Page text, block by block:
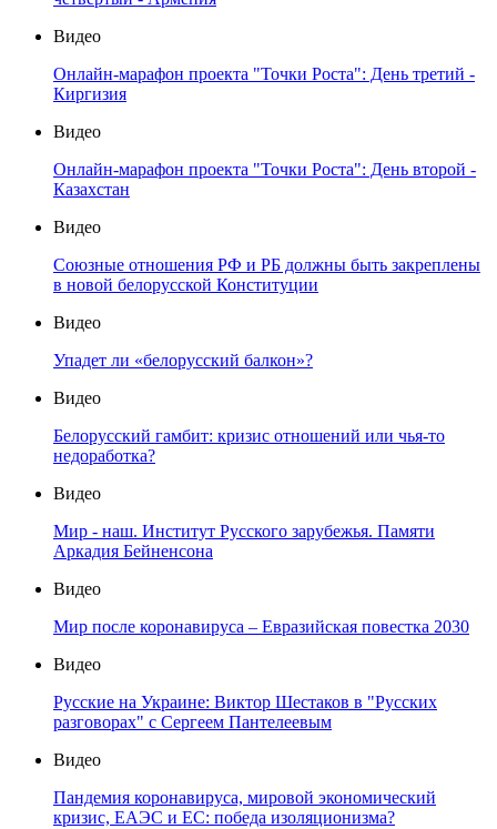
Видео
Онлайн-марафон проекта "Точки Роста": День третий -
Киргизия
Видео
Онлайн-марафон проекта "Точки Роста": День второй -
Казахстан
Видео
Союзные отношения РФ и РБ должны быть закреплены
в новой белорусской Конституции
Видео
Упадет ли «белорусский балкон»?
Видео
Белорусский гамбит: кризис отношений или чья-то
недоработка?
Видео
Мир - наш. Институт Русского зарубежья. Памяти
Аркадия Бейненсона
Видео
Мир после коронавируса – Евразийская повестка 2030
Видео
Русские на Украине: Виктор Шестаков в "Русских
разговорах" с Сергеем Пантелеевым
Видео
Пандемия коронавируса, мировой экономический
кризис, ЕАЭС и ЕС: победа изоляционизма?